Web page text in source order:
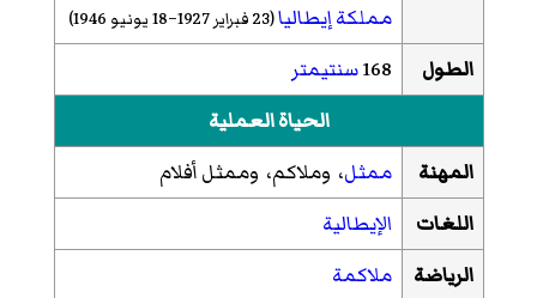
مملكة إيطاليا(23 فبراير 1927–18 يونيو 1946)
الطول 168سنتيمتر
الحياة العملية
المهنة
ممثل، وملاكم، وممثل أفلام
اللغات
الإيطالية
الرياضة
ملاكمة